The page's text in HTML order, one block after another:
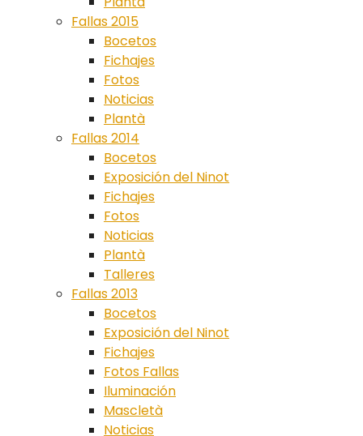
Fallas 2015
Bocetos
Fichajes
Fotos
Noticias
Plantà
Fallas 2014
Bocetos
Exposición del Ninot
Fichajes
Fotos
Noticias
Plantà
Talleres
Fallas 2013
Bocetos
Exposición del Ninot
Fichajes
Fotos Fallas
Iluminación
Mascletà
Noticias